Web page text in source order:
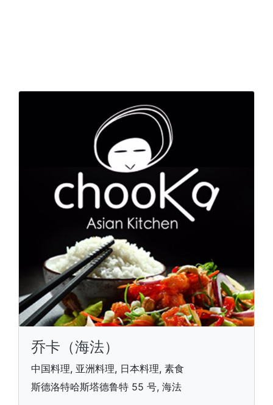
乔卡（海法）
中国料理, 亚洲料理, 日本料理, 素食
斯德洛特哈斯塔德鲁特 55 号, 海法